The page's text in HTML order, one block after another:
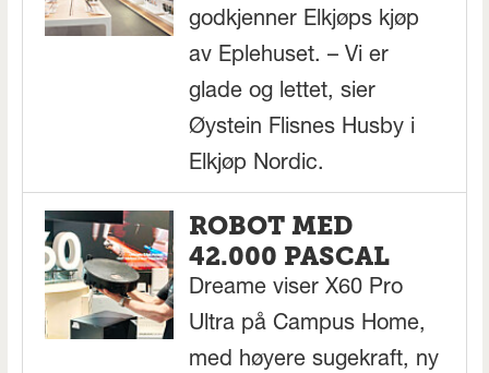
godkjenner Elkjøps kjøp
av Eplehuset. – Vi er
glade og lettet, sier
Øystein Flisnes Husby i
Elkjøp Nordic.
ROBOT MED
42.000 PASCAL
Dreame viser X60 Pro
Ultra på Campus Home,
med høyere sugekraft, ny